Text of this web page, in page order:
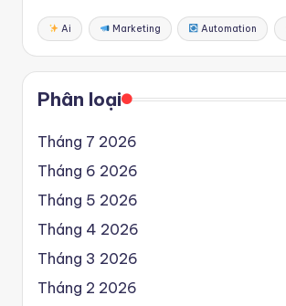
Ai Marketing Automation
Phân loại
Tháng 7 2026
Tháng 6 2026
Tháng 5 2026
Tháng 4 2026
Tháng 3 2026
Tháng 2 2026